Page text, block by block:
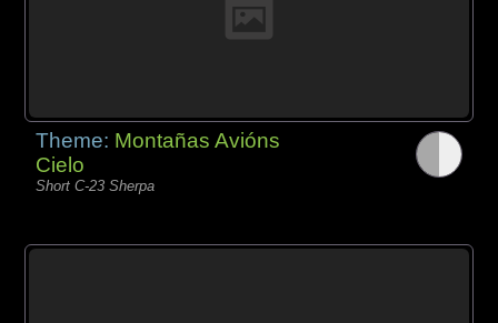
Theme: Montañas Avións
Cielo
Short C-23 Sherpa